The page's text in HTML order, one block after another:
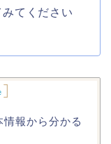
てください
]
報から分かる